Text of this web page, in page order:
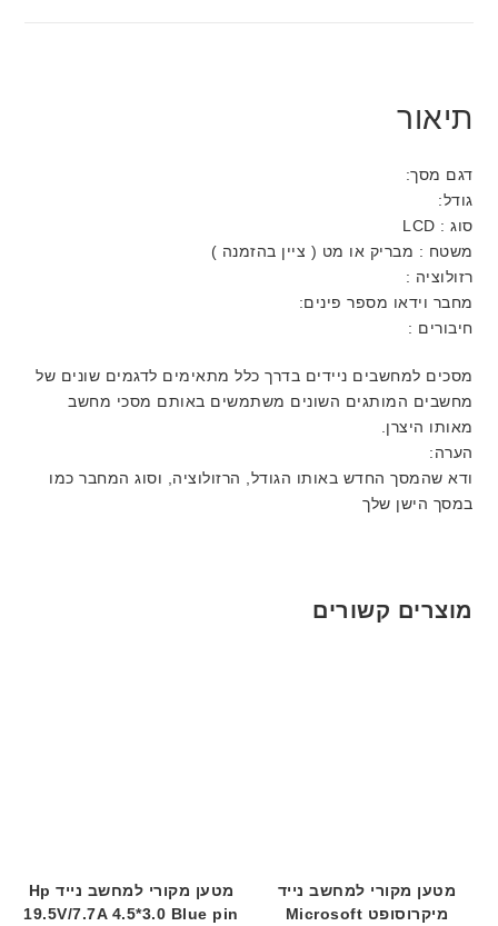
תיאור
דגם מסך:
גודל:
סוג : LCD
משטח : מבריק או מט ( ציין בהזמנה )
רזולוציה :
מחבר וידאו מספר פינים:
חיבורים :
מסכים למחשבים ניידים בדרך כלל מתאימים לדגמים שונים של
מחשבים המותגים השונים משתמשים באותם מסכי מחשב
מאותו היצרן.
הערה:
ודא שהמסך החדש באותו הגודל, הרזולוציה, וסוג המחבר כמו
במסך הישן שלך
מוצרים קשורים
מטען מקורי למחשב נייד
מיקרוסופט Microsoft
מטען מקורי למחשב נייד Hp
19.5V/7.7A 4.5*3.0 Blue pin